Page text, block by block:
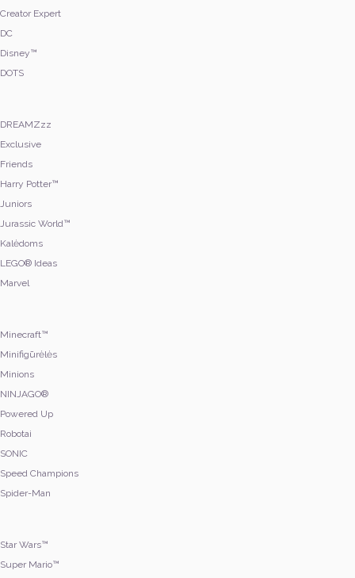
Creator Expert
DC
Disney™
DOTS
DREAMZzz
Exclusive
Friends
Harry Potter™
Juniors
Jurassic World™
Kalėdoms
LEGO® Ideas
Marvel
Minecraft™
Minifigūrėlės
Minions
NINJAGO®
Powered Up
Robotai
SONIC
Speed Champions
Spider-Man
Star Wars™
Super Mario™